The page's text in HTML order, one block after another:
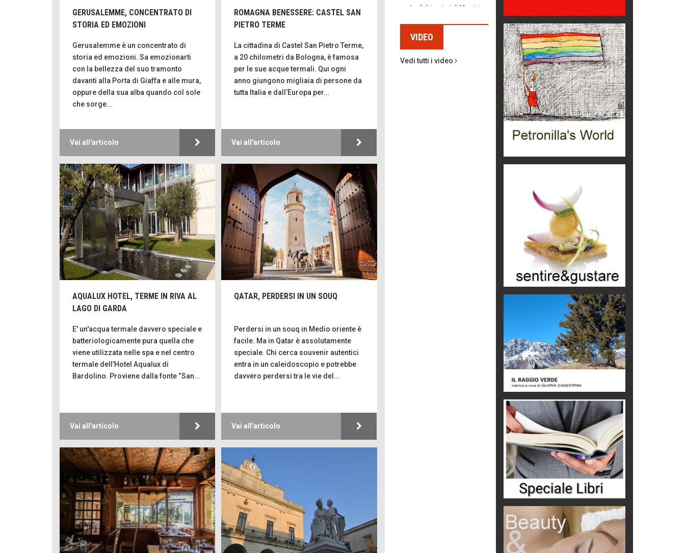
GERUSALEMME, CONCENTRATO DI
STORIA ED EMOZIONI
Gerusalemme è un concentrato di
storia ed emozioni. Sa emozionarti
con la bellezza del suo tramonto
davanti alla Porta di Giaffa e alle mura,
oppure della sua alba quando col sole
che sorge...
Vai all'articolo
ROMAGNA BENESSERE: CASTEL SAN
PIETRO TERME
La cittadina di Castel San Pietro Terme,
a 20 chilometri da Bologna, è famosa
per le sue acque termali. Qui ogni
anno giungono migliaia di persone da
tutta Italia e dall’Europa per...
Vai all'articolo
AQUALUX HOTEL, TERME IN RIVA AL
LAGO DI GARDA
E' un'acqua termale davvero speciale e
batteriologicamente pura quella che
viene utilizzata nelle spa e nel centro
termale dell'Hotel Aqualux di
Bardolino. Proviene dalla fonte “San...
Vai all'articolo
QATAR, PERDERSI IN UN SOUQ
Perdersi in un souq in Medio oriente è
facile. Ma in Qatar è assolutamente
speciale. Chi cerca souvenir autentici
entra in un caleidoscopio e potrebbe
davvero perdersi tra le vie del...
Vai all'articolo
dallo scammer
russi
Storie...di storia
Macchine di guerra
VIDEO
Vedi tutti i video